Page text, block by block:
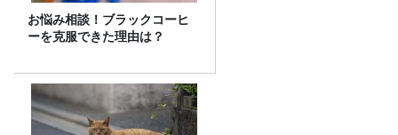
お悩み相談！ブラックコーヒ
ーを克服できた理由は？